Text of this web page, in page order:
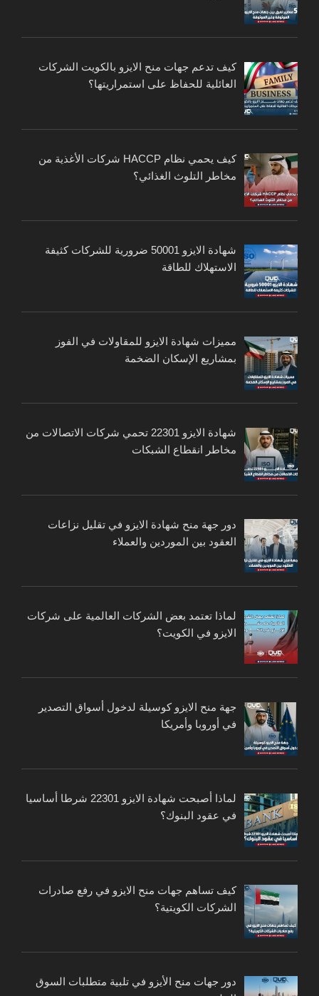
كيف تدعم جهات منح الايزو بالكويت الشركات
العائلية للحفاظ على استمراريتها؟
كيف يحمي نظام HACCP شركات الأغذية من
مخاطر التلوث الغذائي؟
شهادة الايزو 50001 ضرورية للشركات كثيفة
الاستهلاك للطاقة
مميزات شهادة الايزو للمقاولات في الفوز
بمشاريع الإسكان الضخمة
شهادة الايزو 22301 تحمي شركات الاتصالات من
مخاطر انقطاع الشبكات
دور جهة منح شهادة الايزو في تقليل نزاعات
العقود بين الموردين والعملاء
لماذا تعتمد بعض الشركات العالمية على شركات
الايزو في الكويت؟
جهة منح الايزو كوسيلة لدخول أسواق التصدير
في أوروبا وأمريكا
لماذا أصبحت شهادة الايزو 22301 شرطا أساسيا
في عقود البنوك؟
كيف تساهم جهات منح الايزو في رفع صادرات
الشركات الكويتية؟
دور جهات منح الأيزو في تلبية متطلبات السوق